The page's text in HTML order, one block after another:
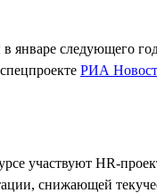
январе следующего
РИА
участвуют HR-
снижающей